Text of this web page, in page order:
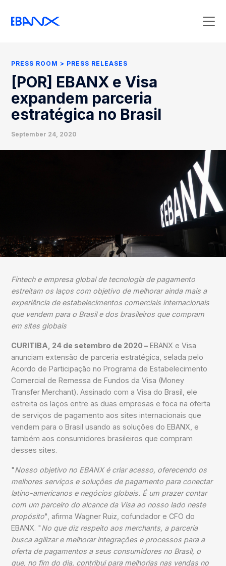
Clipping
Contact Press
PRESS ROOM PRESS RELEASES
[POR] EBANX e Visa
expandem parceria
estratégica no Brasil
September 24, 2020
Fintech e empresa global de tecnologia de pagamento
estreitam os laços com objetivo de melhorar ainda mais a
experiência de estabelecimentos comerciais internacionais
que vendem para o Brasil e dos brasileiros que compram
em sites globais
CURITIBA, 24 de setembro de 2020 – EBANX e Visa
anunciam extensão de parceria estratégica, selada pelo
Acordo de Participação no Programa de Estabelecimento
Comercial de Remessa de Fundos da Visa (Money
Transfer Merchant). Assinado com a Visa do Brasil, ele
estreita os laços entre as duas empresas e foca na oferta
de serviços de pagamento aos sites internacionais que
vendem para o Brasil usando as soluções do EBANX, e
também aos consumidores brasileiros que compram
desses sites.
"Nosso objetivo no EBANX é criar acesso, oferecendo os
melhores serviços e soluções de pagamento para conectar
latino-americanos e negócios globais. É um prazer contar
com um parceiro do alcance da Visa ao nosso lado neste
propósito", afirma Wagner Ruiz, cofundador e CFO do
EBANX. "No que diz respeito aos merchants, a parceria
busca agilizar e melhorar integrações e processos para a
oferta de pagamentos a seus consumidores no Brasil, o
que, no fim do dia, contribui para melhorias nas vendas no